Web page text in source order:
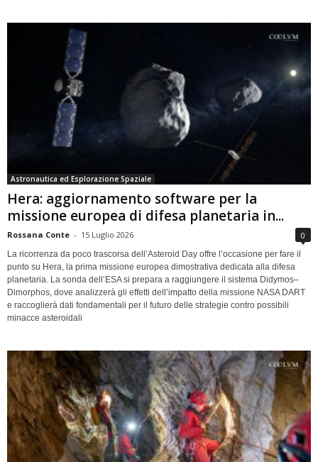
Astronautica ed Esplorazione Spaziale
Hera: aggiornamento software per la
missione europea di difesa planetaria in...
Rossana Conte - 15 Luglio 2026 0
La ricorrenza da poco trascorsa dell’Asteroid Day offre l’occasione per fare il
punto su Hera, la prima missione europea dimostrativa dedicata alla difesa
planetaria. La sonda dell’ESA si prepara a raggiungere il sistema Didymos–
Dimorphos, dove analizzerà gli effetti dell’impatto della missione NASA DART
e raccoglierà dati fondamentali per il futuro delle strategie contro possibili
minacce asteroidali